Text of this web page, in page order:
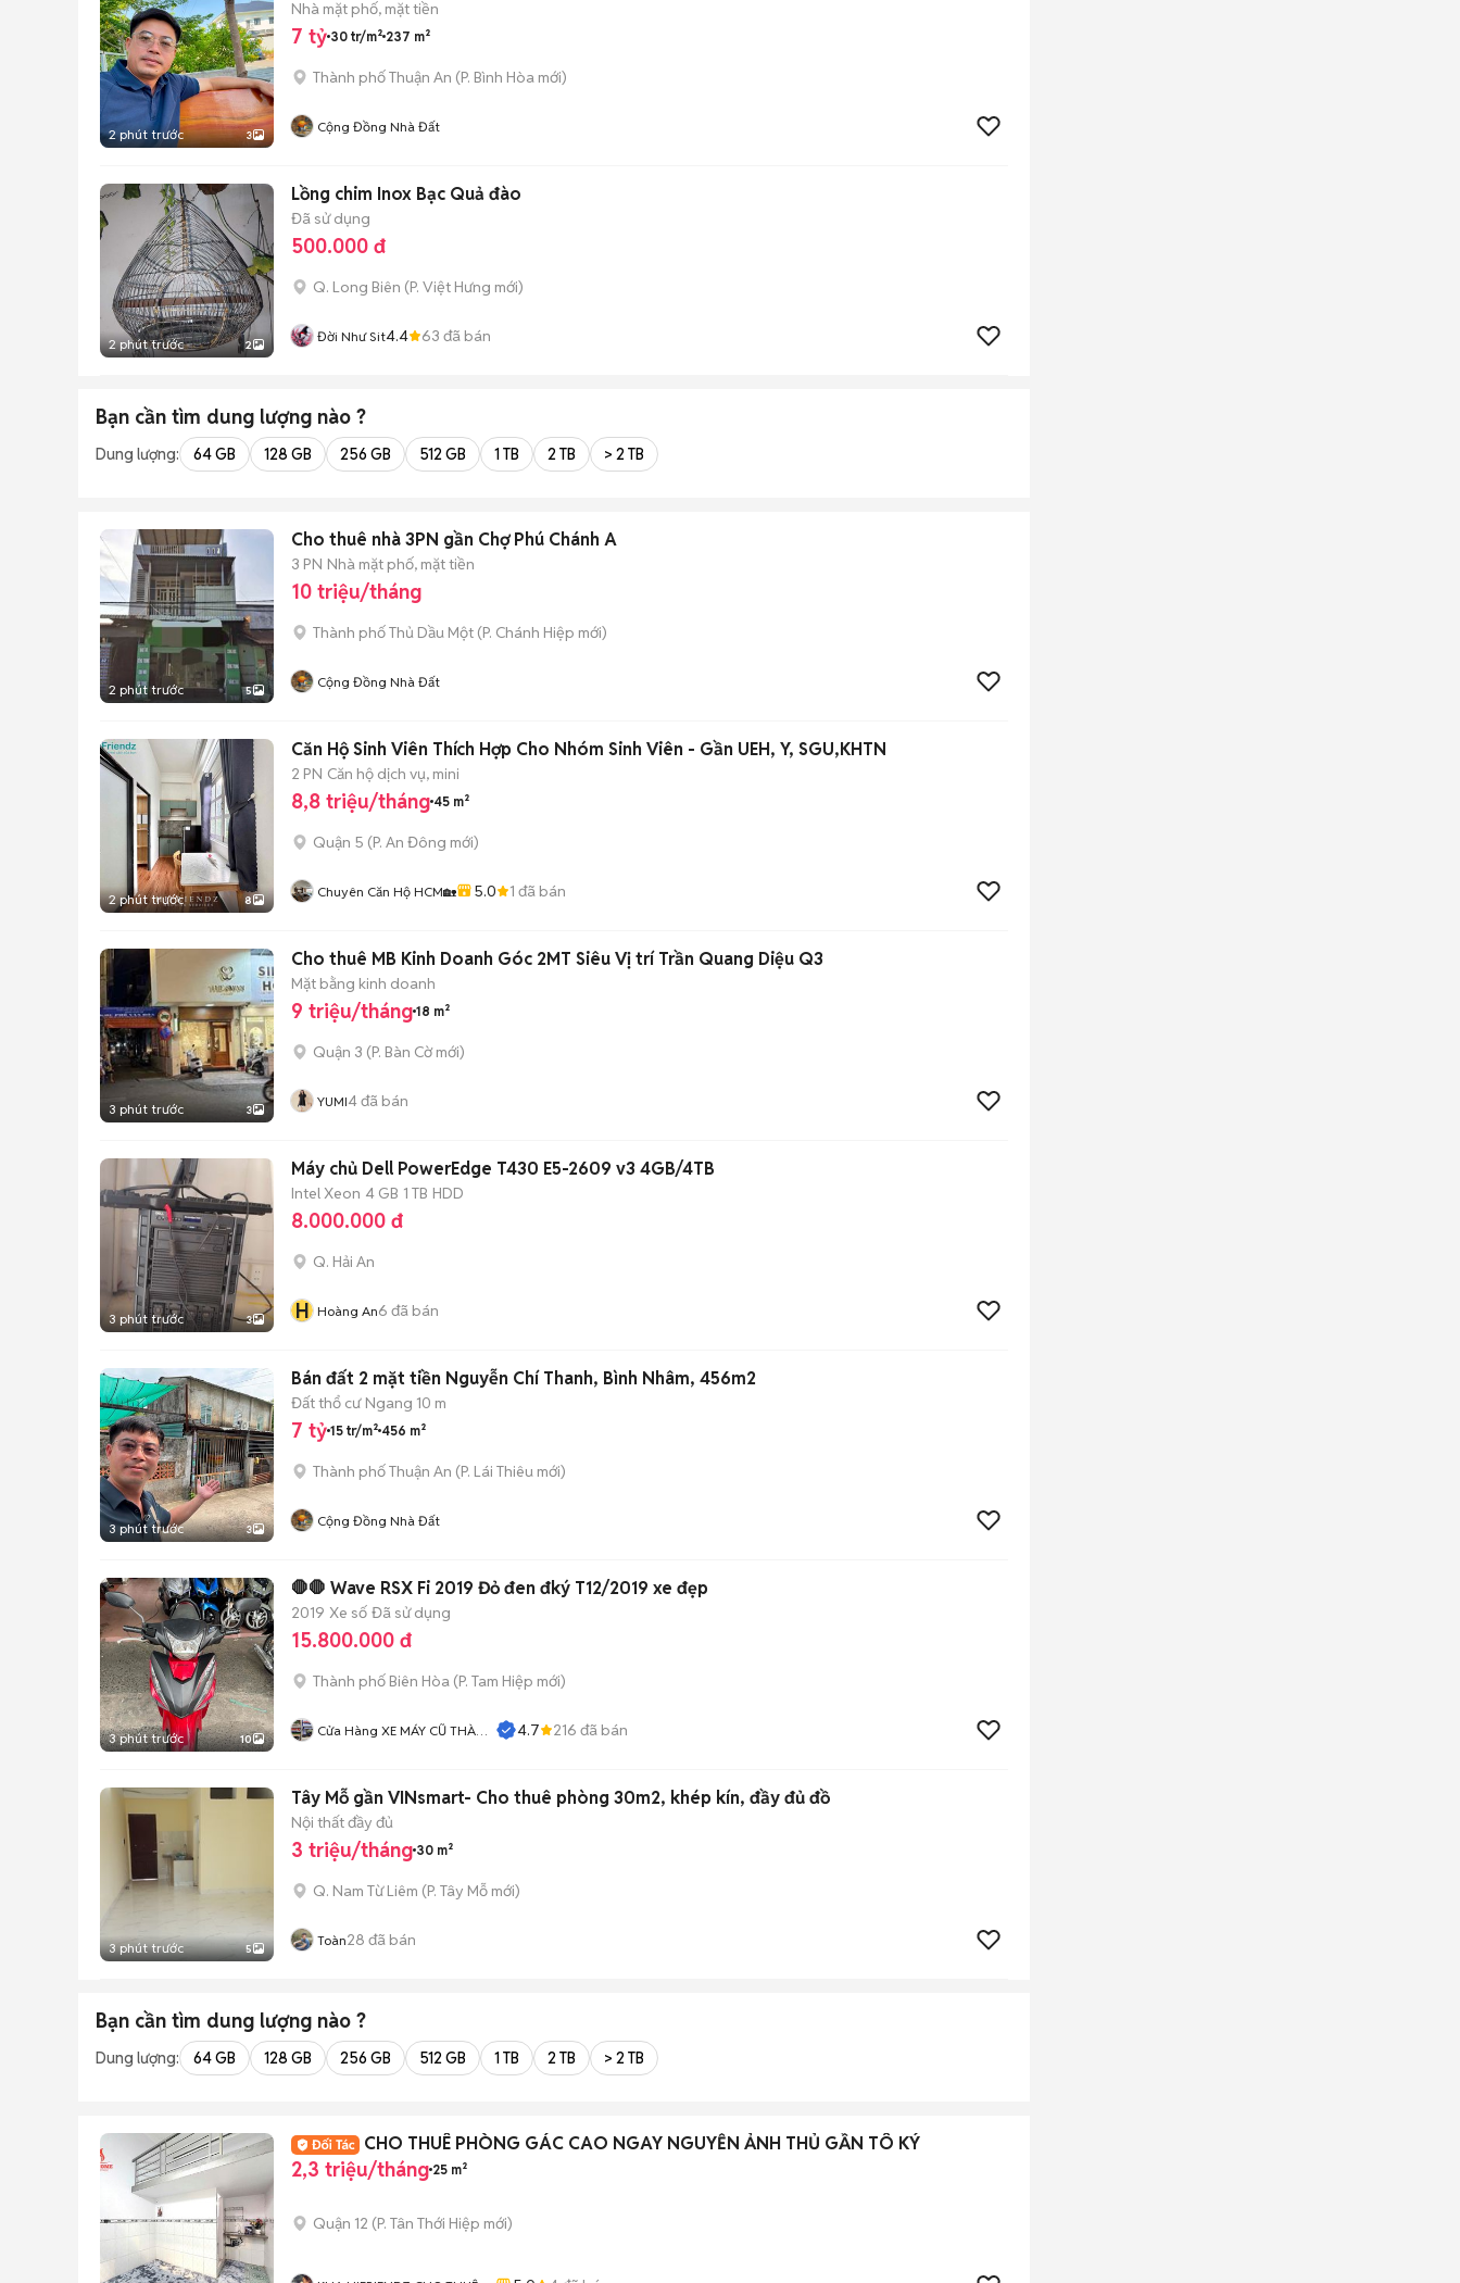
2 phút trước 3
Nhà mặt phố, mặt tiền
7 tỷ 30 tr/m² 237 m²
Thành phố Thuận An (P. Bình Hòa mới)
Cộng Đồng Nhà Đất
2 phút trước 2
Lồng chim Inox Bạc Quả đào
Đã sử dụng
500.000 đ
Q. Long Biên (P. Việt Hưng mới)
Đời Như Sit4.4 63 đã bán
Bạn cần tìm dung lượng nào ?
Dung lượng: 64 GB 128 GB 256 GB 512 GB 1 TB 2 TB > 2 TB
2 phút trước 5
Cho thuê nhà 3PN gần Chợ Phú Chánh A
3 PN Nhà mặt phố, mặt tiền
10 triệu/tháng
Thành phố Thủ Dầu Một (P. Chánh Hiệp mới)
Cộng Đồng Nhà Đất
2 phút trước 8
Căn Hộ Sinh Viên Thích Hợp Cho Nhóm Sinh Viên - Gần UEH, Y, SGU,KHTN
2 PN Căn hộ dịch vụ, mini
8,8 triệu/tháng 45 m²
Quận 5 (P. An Đông mới)
Chuyên Căn Hộ HCM🏡 5.0 1 đã bán
3 phút trước 3
Cho thuê MB Kinh Doanh Góc 2MT Siêu Vị trí Trần Quang Diệu Q3
Mặt bằng kinh doanh
9 triệu/tháng 18 m²
Quận 3 (P. Bàn Cờmới)
YUMI4đã bán
3 phút trước 3
Máy chủ Dell PowerEdge T430 E5-2609 v3 4GB/4TB
Intel Xeon 4 GB 1 TB HDD
8.000.000 đ
Q. Hải An
H Hoàng An6 đã bán
3 phút trước 3
Bán đất 2 mặt tiền Nguyễn Chí Thanh, Bình Nhâm, 456m2
Đất thổ cư Ngang 10 m
7 tỷ 15 tr/m² 456 m²
Thành phố Thuận An (P. Lái Thiêu mới)
Cộng Đồng Nhà Đất
3 phút trước 10
🛑🛑 Wave RSX Fi 2019 Đỏ đen đký T12/2019 xe đẹp
2019 Xe số Đã sử dụng
15.800.000 đ
Thành phố Biên Hòa (P. Tam Hiệp mới)
Cửa Hàng XE MÁY CŨ THÀNH
4.7 216 đã bán
3 phút trước 5
Tây Mỗ gần VINsmart- Cho thuê phòng 30m2, khép kín, đầy đủ đồ
Nội thất đầy đủ
3 triệu/tháng 30 m²
Q. Nam Từ Liêm (P. Tây Mỗ mới)
Toàn28 đã bán
Bạn cần tìm dung lượng nào ?
Dung lượng: 64 GB 128 GB 256 GB 512 GB 1 TB 2 TB > 2 TB
CHO THUÊ PHÒNG GÁC CAO NGAY NGUYỄN ẢNH THỦ GẦN TÔ KÝ
2,3 triệu/tháng 25 m²
Quận 12 (P. Tân Thới Hiệp mới)